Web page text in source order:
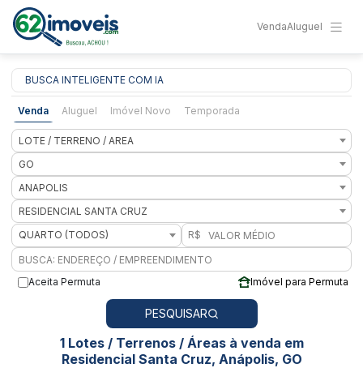
VendaAluguel
BUSCA INTELIGENTE COM IA
Venda Aluguel Imóvel Novo Temporada
LOTE / TERRENO / AREA
GO
ANAPOLIS
RESIDENCIAL SANTA CRUZ
QUARTO (TODOS)
R$
Aceita Permuta Imóvel para Permuta
PESQUISAR
1 Lotes / Terrenos / Áreas à venda em
Residencial Santa Cruz, Anápolis, GO